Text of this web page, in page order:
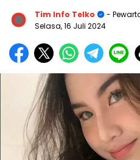
Tim Info Telko
-
Selasa, 16 Juli 2024